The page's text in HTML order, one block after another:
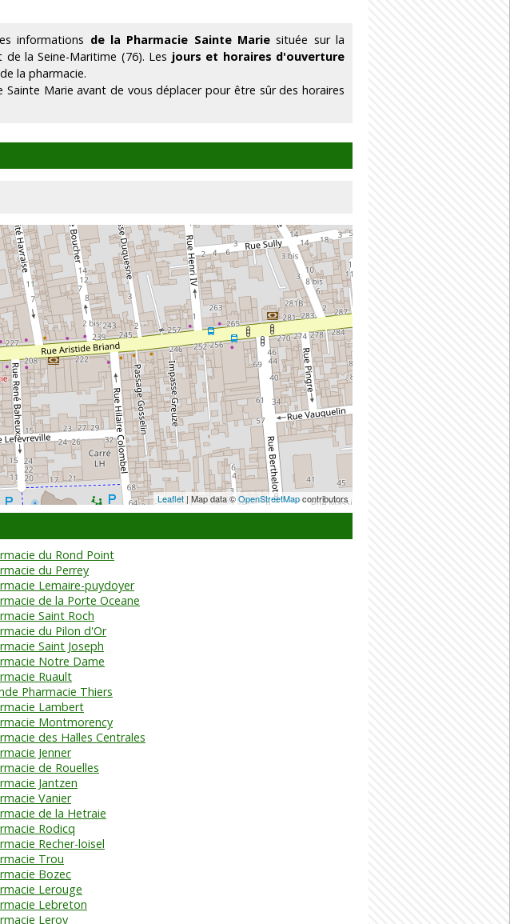
informations de la Pharmacie Sainte Marie située sur la
la Seine-Maritime (76). Les jours et horaires d'ouverture
la pharmacie.
Sainte Marie avant de vous déplacer pour être sûr des horaires
Leaflet | Map data ©OpenStreetMapcontributors
du Rond Point
du Perrey
Lemaire-puydoyer
de la Porte Oceane
Saint Roch
du Pilon d'Or
Saint Joseph
Notre Dame
Ruault
Pharmacie Thiers
Lambert
Montmorency
des Halles Centrales
Jenner
de Rouelles
Jantzen
Vanier
de la Hetraie
Rodicq
Recher-loisel
Trou
Bozec
Lerouge
Lebreton
Leroy